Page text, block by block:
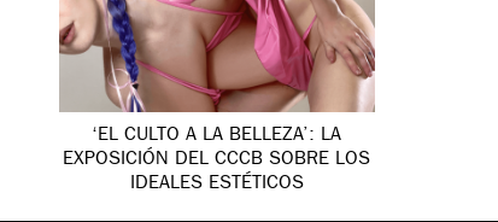
‘EL CULTO A LA BELLEZA’: LA
EXPOSICIÓN DEL CCCB SOBRE LOS
IDEALES ESTÉTICOS